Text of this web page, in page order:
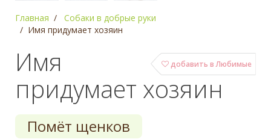
Главная
Собаки в добрые руки
Имя придумает хозяин
добавить в Любимые
Имя
придумает хозяин
Помёт щенков